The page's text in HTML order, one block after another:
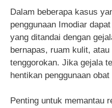
Dalam beberapa kasus
penggunaan Imodiar
yang ditandai dengan
bernapas, ruam kulit,
tenggorokan. Jika gejala
hentikan penggunaan
Penting untuk memantau